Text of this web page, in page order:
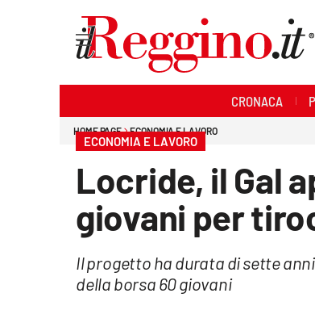
CRONACA
HOME PAGE ECONOMIA E LAVORO
ECONOMIA E LAVORO
Locride, il Gal
giovani per
Il progetto ha durata di sette
della borsa 60 giovani